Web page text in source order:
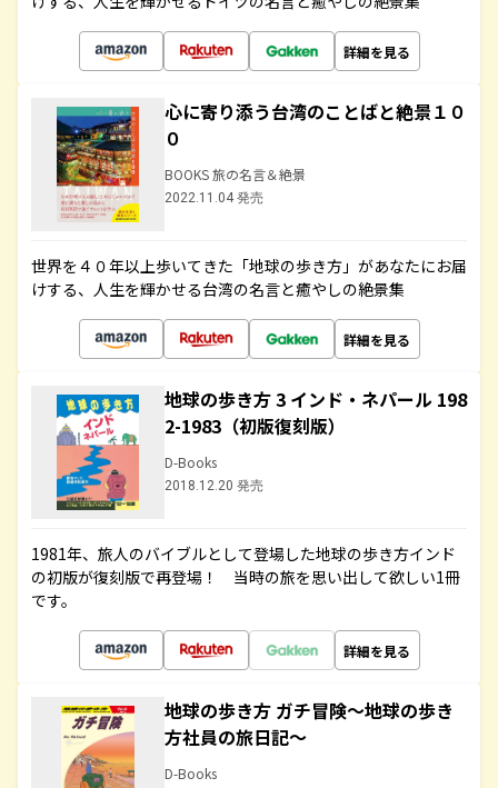
詳細を見る
心に寄り添う台湾のことばと絶景１０
０
BOOKS 旅の名言＆絶景
2022.11.04 発売
世界を４０年以上歩いてきた「地球の歩き方」があなたにお届
けする、人生を輝かせる台湾の名言と癒やしの絶景集
詳細を見る
地球の歩き方 3 インド・ネパール 198
2-1983（初版復刻版）
D-Books
2018.12.20 発売
1981年、旅人のバイブルとして登場した地球の歩き方インド
の初版が復刻版で再登場！ 当時の旅を思い出して欲しい1冊
です。
詳細を見る
地球の歩き方 ガチ冒険～地球の歩き
方社員の旅日記～
D-Books